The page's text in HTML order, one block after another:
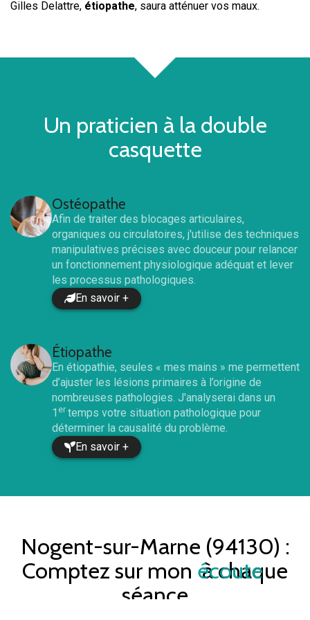
Gilles Delattre, étiopathe, saura atténuer vos maux.
Un praticien à la double
casquette
Ostéopathe
Afin de traiter des blocages articulaires,
organiques ou circulatoires, j'utilise des techniques
manipulatives précises avec douceur pour relancer
un fonctionnement physiologique adéquat et lever
les processus pathologiques.
En savoir +
Étiopathe
En étiopathie, seules « mes mains » me permettent
d’ajuster les lésions primaires à l’origine de
nombreuses pathologies. J'analyserai dans un
1 er temps votre situation pathologique pour
déterminer la causalité du problème.
En savoir +
Nogent-sur-Marne (94130) :
Comptez sur mon écoute
à chaque
séance